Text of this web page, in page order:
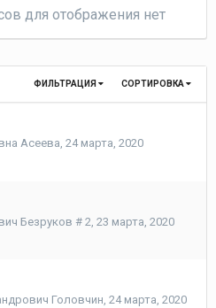
для отображения нет
СОРТИРОВКА
ФИЛЬТРАЦИЯ
Асеева, 24 марта, 2020
Безруков # 2 23 марта, 2020
Головчин, 24 марта, 2020